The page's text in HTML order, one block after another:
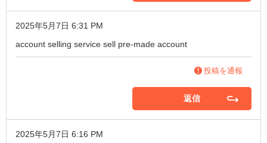
2025年5月7日 6:31 PM
account selling service sell pre-made account
投稿を通報
返信
2025年5月7日 6:16 PM